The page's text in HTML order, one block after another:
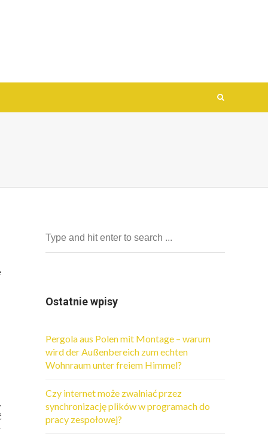
Ostatnie wpisy
Pergola aus Polen mit Montage – warum
wird der Außenbereich zum echten
Wohnraum unter freiem Himmel?
Czy internet może zwalniać przez
synchronizację plików w programach do
pracy zespołowej?